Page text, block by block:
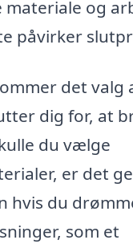
og
påvirker
det valg
dig for, at
du vælge
er det
hvis du
som et